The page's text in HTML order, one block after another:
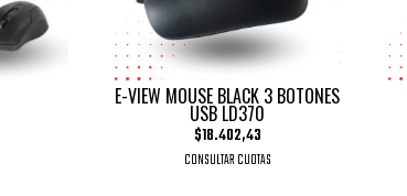
E-VIEW MOUSE BLACK 3 BOTONES
USB LD370
$18.402,43
CONSULTAR CUOTAS